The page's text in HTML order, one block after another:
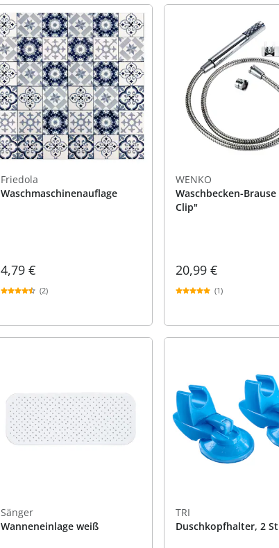
Friedola
Waschmaschinenauflage
4,79 €
(2)
WENKO
Waschbecken-Brause
Clip"
20,99 €
(1)
Sänger
Wanneneinlage weiß
TRI
Duschkopfhalter, 2